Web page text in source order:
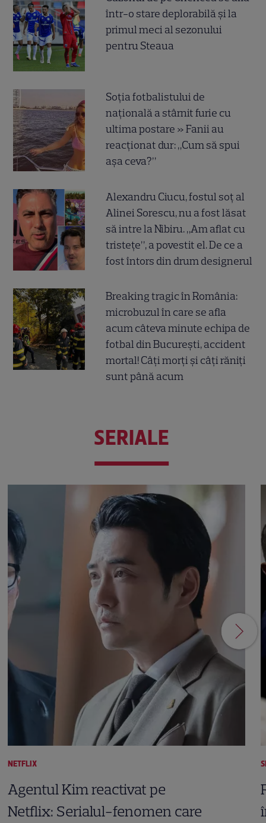
într-o stare deplorabilă și la
primul meci al sezonului
pentru Steaua
Soția fotbalistului de
națională a stârnit furie cu
ultima postare » Fanii au
reacționat dur: „Cum să spui
așa ceva?”
Alexandru Ciucu, fostul soț al
Alinei Sorescu, nu a fost lăsat
să intre la Nibiru. „Am aflat cu
tristețe”, a povestit el. De ce a
fost întors din drum designerul
Breaking tragic în România:
microbuzul în care se afla
acum câteva minute echipa de
fotbal din București, accident
mortal! Câți morți și câți răniți
sunt până acum
SERIALE
NETFLIX
Agentul Kim reactivat pe
Netflix: Serialul-fenomen care